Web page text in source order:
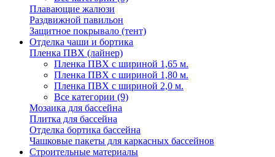
Плавающие жалюзи
Раздвижной павильон
Защитное покрывало (тент)
Отделка чаши и бортика
Пленка ПВХ (лайнер)
Пленка ПВХ с шириной 1,65 м.
Пленка ПВХ с шириной 1,80 м.
Пленка ПВХ с шириной 2,0 м.
Все категории (9)
Мозаика для бассейна
Плитка для бассейна
Отделка бортика бассейна
Чашковые пакеты для каркасных бассейнов
Строительные материалы